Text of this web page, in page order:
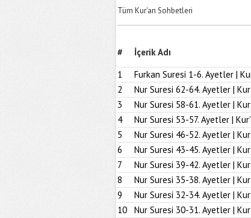
Tüm Kur'an Sohbetleri
# İçerik Adı
1
Furkan Suresi 1-6. Ayetler |
2
Nur Suresi 62-64. Ayetler |
3
Nur Suresi 58-61. Ayetler |
4
Nur Suresi 53-57. Ayetler |
5
Nur Suresi 46-52. Ayetler |
6
Nur Suresi 43-45. Ayetler |
7
Nur Suresi 39-42. Ayetler |
8
Nur Suresi 35-38. Ayetler |
9
Nur Suresi 32-34. Ayetler |
10
Nur Suresi 30-31. Ayetler |